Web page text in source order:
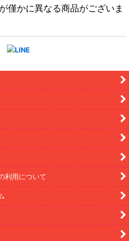
僅かに異なる商品がございま
利用について